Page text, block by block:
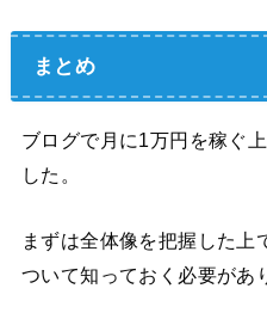
まとめ
ブログで月に1万円を稼ぐ
した。
まずは全体像を把握した上
ついて知っておく必要があ